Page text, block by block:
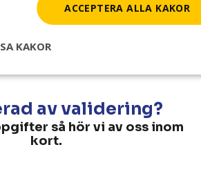
av validering?
så hör vi av oss inom
kort.
ACCEPTERA ALLA KAKOR
KAKOR